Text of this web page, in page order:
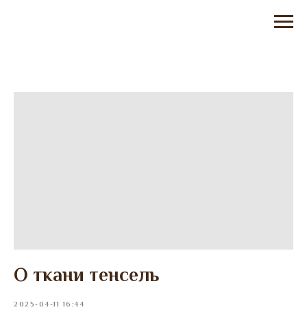
О ткани тенсель
2025-04-11 16:44